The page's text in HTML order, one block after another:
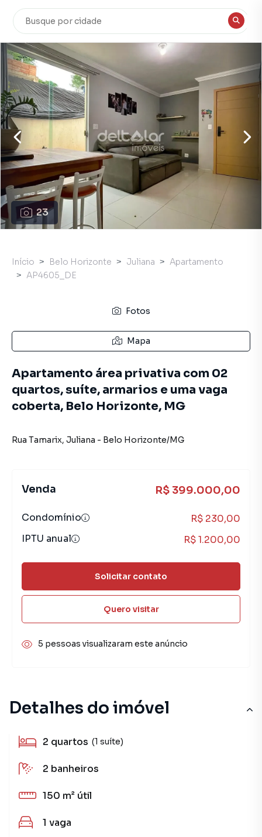
23
Detalhes do imóvel
2 quartos (1 suíte)
2 banheiros
150 m² útil
1 vaga
Início Belo Horizonte Juliana
Apartamento
AP4605_DE
Fotos
Mapa
Apartamento área privativa com 02
quartos, suíte, armarios e uma vaga
coberta, Belo Horizonte, MG
Rua Tamarix, Juliana - Belo Horizonte/MG
Venda R$ 399.000,00
Condomínio
R$ 230,00
IPTU anual
R$ 1.200,00
Solicitar contato
Quero visitar
5 pessoas visualizaram este anúncio